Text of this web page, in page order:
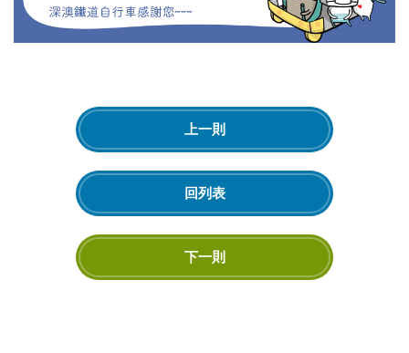
上一則
回列表
下一則